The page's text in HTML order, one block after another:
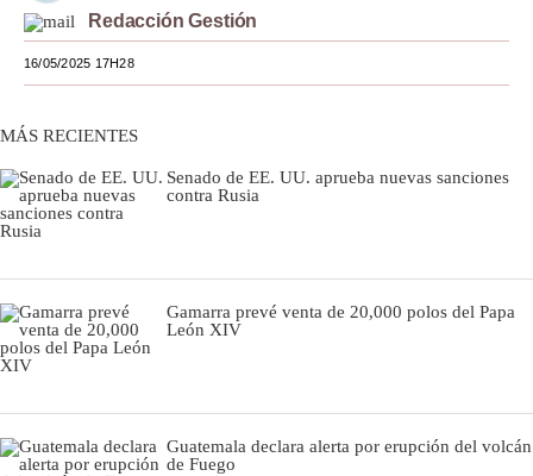
Plus G
Opinión
Editorial
Pregunta de hoy
Blogs
Tendencias
Lujo
Moda
Estilos
Redacción Gestión
16/05/2025 17H28
MÁS RECIENTES
Senado de EE. UU. aprueba nuevas sanciones
contra Rusia
Gamarra prevé venta de 20,000 polos del Papa
León XIV
Guatemala declara alerta por erupción del volcán
de Fuego